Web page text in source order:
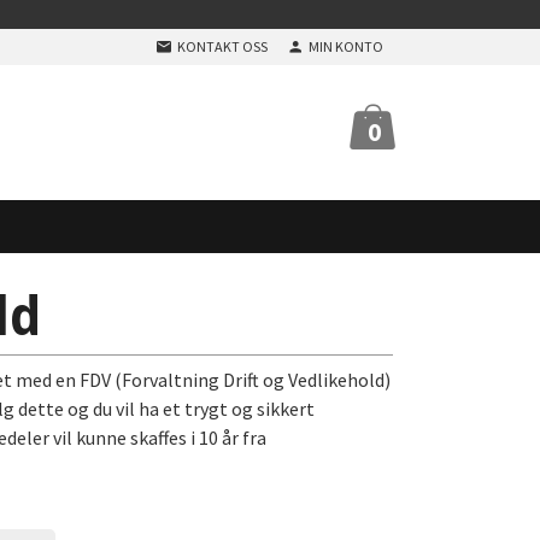
KONTAKT OSS MIN KONTO
0
med en FDV (Forvaltning Drift og Vedlikehold)
dette og du vil ha et trygt og sikkert
vil kunne skaffes i 10 år fra